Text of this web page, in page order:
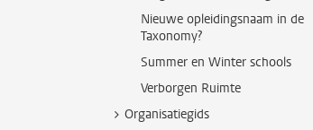
Nieuwe opleidingsnaam in de
Taxonomy?
Summer en Winter schools
Verborgen Ruimte
Organisatiegids